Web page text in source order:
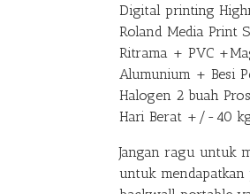
Digital printing
Roland Media Print
Ritrama + PVC
Alumunium + Besi
Halogen 2 buah
Hari Berat +/-40
Jangan ragu untuk
untuk